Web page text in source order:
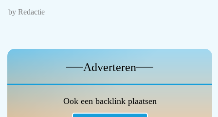
by Redactie
Adverteren
Ook een backlink plaatsen